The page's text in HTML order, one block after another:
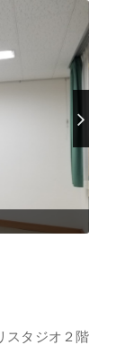
スタジオ２階